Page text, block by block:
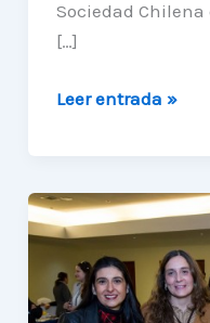
Sociedad
[…]
Unidad
organizará
la
reunión
de
la
Leer entrada »